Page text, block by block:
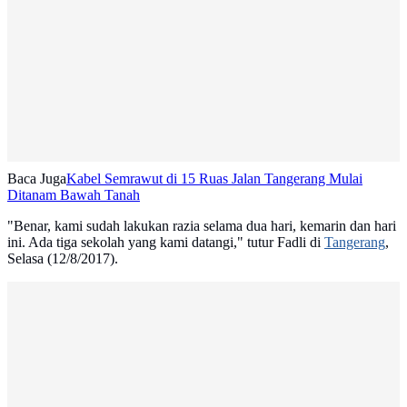
Baca JugaKabel Semrawut di 15 Ruas Jalan Tangerang Mulai
Ditanam Bawah Tanah
"Benar, kami sudah lakukan razia selama dua hari, kemarin dan hari
ini. Ada tiga sekolah yang kami datangi," tutur Fadli di Tangerang,
Selasa (12/8/2017).